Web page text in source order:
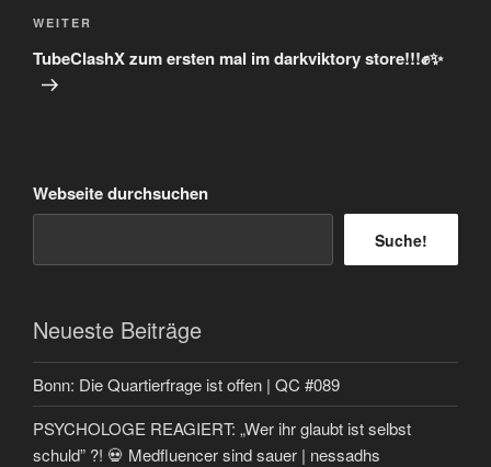
Nächster
Beitrag
WEITER
TubeClashX zum ersten mal im darkviktory store!!!✊✨
Webseite durchsuchen
Suche!
Neueste Beiträge
Bonn: Die Quartierfrage ist offen | QC #089
PSYCHOLOGE REAGIERT: „Wer ihr glaubt ist selbst
schuld” ?! 💀 Medfluencer sind sauer | nessadhs